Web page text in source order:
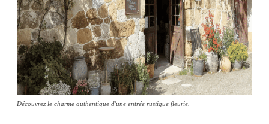
Découvrez le charme authentique d'une entrée rustique fleurie.